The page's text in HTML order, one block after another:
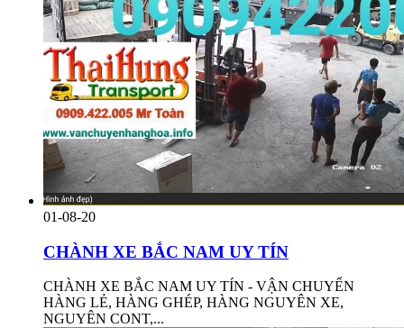
01-08-20
CHÀNH XE BẮC NAM UY TÍN
CHÀNH XE BẮC NAM UY TÍN - VẬN CHUYỂN
HÀNG LẺ, HÀNG GHÉP, HÀNG NGUYÊN XE,
NGUYÊN CONT,...